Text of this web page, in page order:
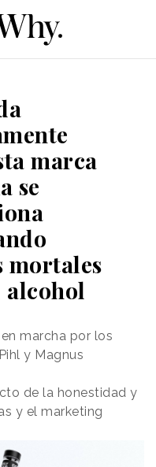
marca
se
mortales
alcohol
marcha por los
y Magnus
de la honestidad y
y el marketing